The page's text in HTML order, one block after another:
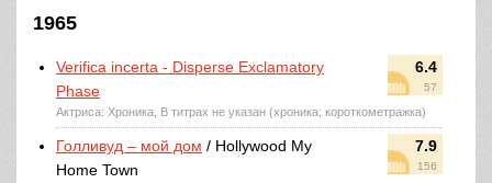
1965
6.4
57
Verifica incerta - Disperse Exclamatory
Phase
Актриса: Хроника, В титрах не указан (хроника; короткометражка)
7.9
156
Голливуд – мой дом / Hollywood My
Home Town